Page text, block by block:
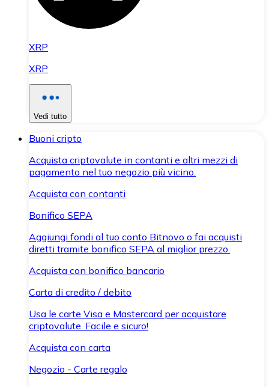
XRP
XRP
Vedi tutto
Buoni cripto
Acquista criptovalute in contanti e altri mezzi di
pagamento nel tuo negozio più vicino.
Acquista con contanti
Bonifico SEPA
Aggiungi fondi al tuo conto Bitnovo o fai acquisti
diretti tramite bonifico SEPA al miglior prezzo.
Acquista con bonifico bancario
Carta di credito / debito
Usa le carte Visa e Mastercard per acquistare
criptovalute. Facile e sicuro!
Acquista con carta
Negozio - Carte regalo